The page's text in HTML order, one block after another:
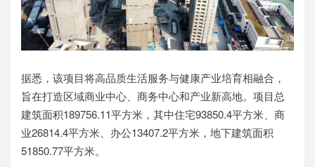
据悉，该项目将高品质生活服务与健康产业培育相融合，
旨在打造区域商业中心、商务中心和产业新高地。项目总
建筑面积189756.11平方米，其中住宅93850.4平方米、商
业26814.4平方米、办公13407.2平方米，地下建筑面积
51850.77平方米。